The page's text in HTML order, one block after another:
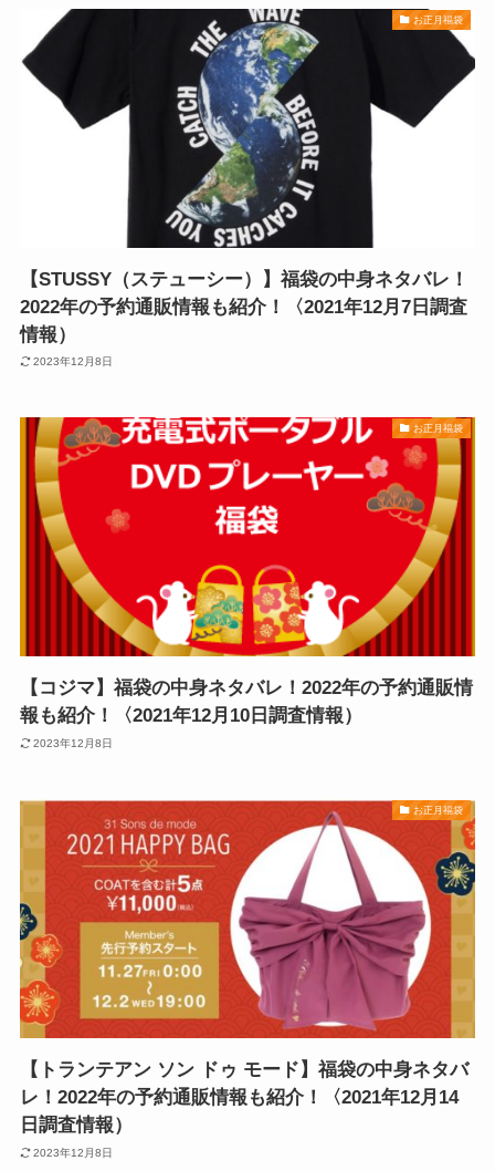
お正月福袋
【STUSSY（ステューシー）】福袋の中身ネタバレ！
2022年の予約通販情報も紹介！〈2021年12月7日調査
情報）
2023年12月8日
お正月福袋
【コジマ】福袋の中身ネタバレ！2022年の予約通販情
報も紹介！〈2021年12月10日調査情報）
2023年12月8日
お正月福袋
【トランテアン ソン ドゥ モード】福袋の中身ネタバ
レ！2022年の予約通販情報も紹介！〈2021年12月14
日調査情報）
2023年12月8日